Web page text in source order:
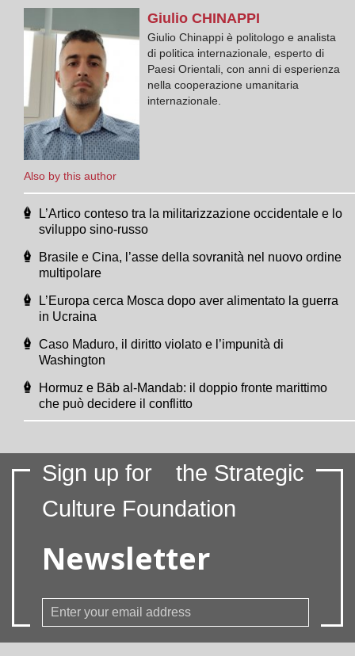
Also by this author
GiulioCHINAPPI
Giulio Chinappi è politologo e analista
di politica internazionale, esperto di
Paesi Orientali, con anni di esperienza
nella cooperazione umanitaria
internazionale.
L’Artico conteso tra la militarizzazione occidentale e lo
sviluppo sino-russo
Brasile e Cina, l’asse della sovranità nel nuovo ordine
multipolare
L’Europa cerca Mosca dopo aver alimentato la guerra
in Ucraina
Caso Maduro, il diritto violato e l’impunità di
Washington
Hormuz e Bāb al-Mandab: il doppio fronte marittimo
che può decidere il conflitto
Sign up for
the Strategic
Culture Foundation
Newsletter